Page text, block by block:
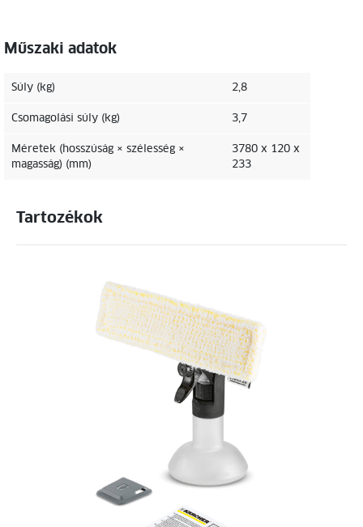
Műszaki adatok
Súly (kg) 2,8
Csomagolási súly (kg) 3,7
Méretek (hosszúság × szélesség ×
magasság) (mm)
3780 x 120 x
233
Tartozékok